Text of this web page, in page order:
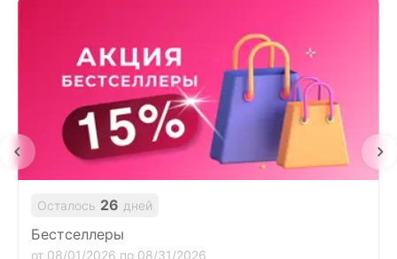
Осталось 26 дней
Бестселлеры
от 08/01/2026 по 08/31/2026